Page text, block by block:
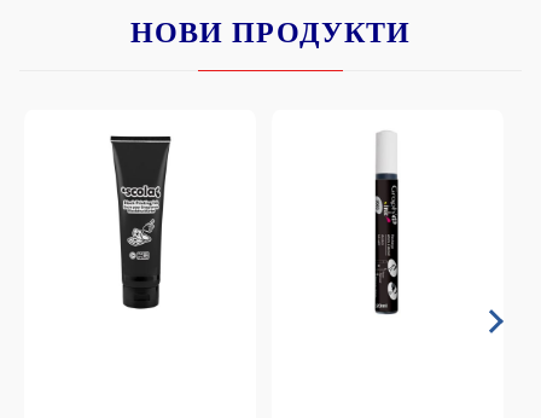
НОВИ ПРОДУКТИ